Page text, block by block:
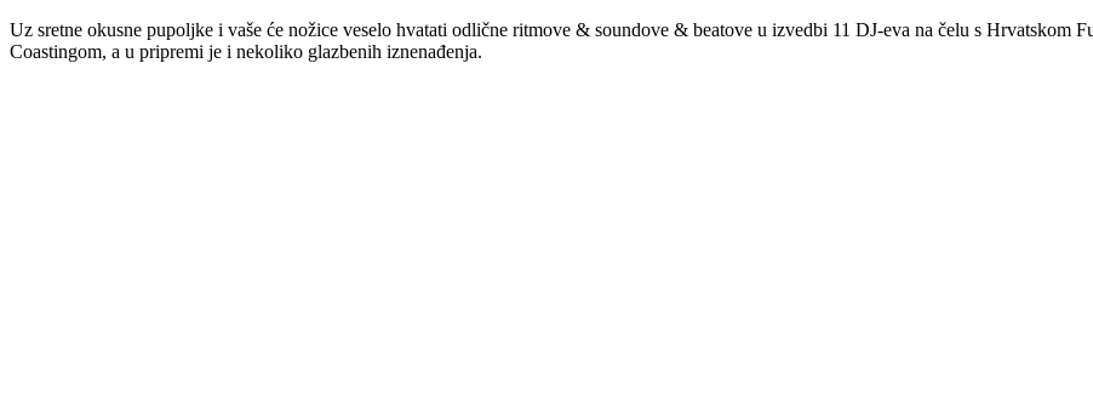
Uz sretne okusne pupoljke i vaše će nožice veselo hvatati odlične ritmove & soundove & beatove u izvedbi 11 DJ-eva na čelu s
Coastingom, a u pripremi je i nekoliko glazbenih iznenađenja.